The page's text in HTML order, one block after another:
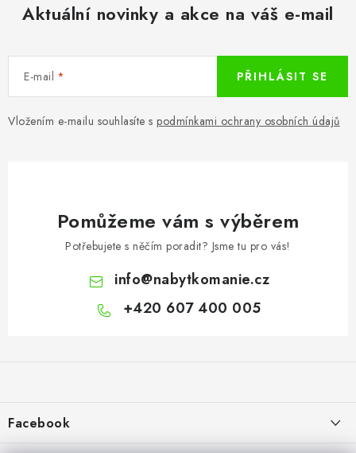
Aktuální novinky a akce na váš e-mail
E-mail
Vložením e-mailu souhlasíte s podmínkami ochrany osobních údajů
PŘIHLÁSIT SE
Pomůžeme vám s výběrem
Potřebujete s něčím poradit? Jsme tu pro vás!
info@nabytkomanie.cz
+420 607 400 005
aFacebook